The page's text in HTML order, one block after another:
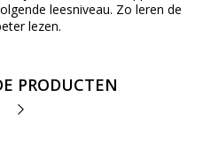
leesniveau. Zo leren de
lezen.
PRODUCTEN